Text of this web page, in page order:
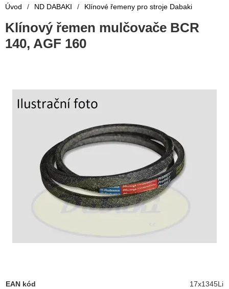
Úvod / ND DABAKI / Klínové řemeny pro stroje Dabaki
Klínový řemen mulčovače BCR
140, AGF 160
EAN kód
17x1345Li